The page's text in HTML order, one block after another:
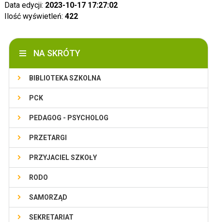
Data edycji: 2023-10-17 17:27:02
Ilość wyświetleń: 422
NA SKRÓTY
BIBLIOTEKA SZKOLNA
PCK
PEDAGOG - PSYCHOLOG
PRZETARGI
PRZYJACIEL SZKOŁY
RODO
SAMORZĄD
SEKRETARIAT